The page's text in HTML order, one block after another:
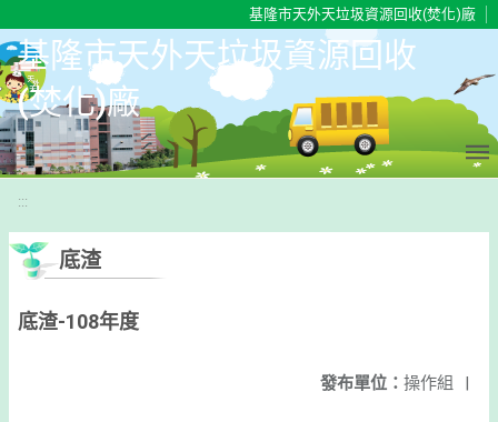
基隆市天外天垃圾資源回收(焚化)廠
基隆市天外天垃圾資源回收
(焚化)廠
:::
底渣
底渣-108年度
發布單位： 操作組 |